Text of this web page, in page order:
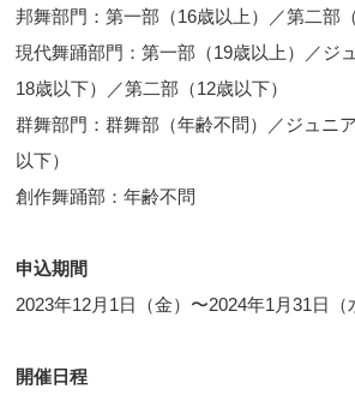
邦舞部門：第一部（16歳以上）／第二部
現代舞踊部門：第一部（19歳以上）／ジ
18歳以下）／第二部（12歳以下）
群舞部門：群舞部（年齢不問）／ジュニ
以下）
創作舞踊部：年齢不問
申込期間
2023年12月1日（金）〜2024年1月31日（
開催日程